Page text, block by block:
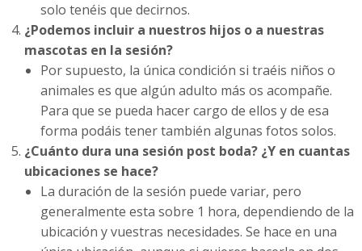
solo tenéis que decirnos.
¿Podemos incluir a nuestros hijos o a nuestras
mascotas en la sesión?
Por supuesto, la única condición si traéis niños o
animales es que algún adulto más os acompañe.
Para que se pueda hacer cargo de ellos y de esa
forma podáis tener también algunas fotos solos.
¿Cuánto dura una sesión post boda? ¿Y en cuantas
ubicaciones se hace?
La duración de la sesión puede variar, pero
generalmente esta sobre 1 hora, dependiendo de la
ubicación y vuestras necesidades. Se hace en una